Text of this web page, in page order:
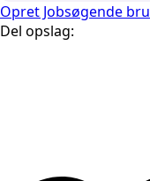
Opret Jobsøgende
Del opslag: